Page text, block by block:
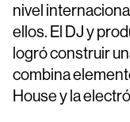
nivel
ellos. El DJ y
logró construir
combina
House y la